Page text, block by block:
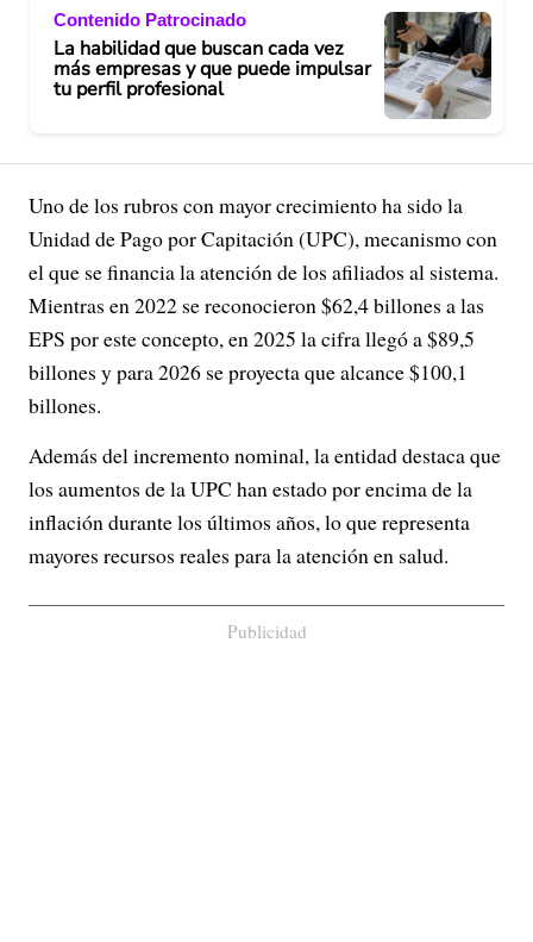
Contenido Patrocinado
La habilidad que buscan cada vez
más empresas y que puede impulsar
tu perfil profesional
Uno de los rubros con mayor crecimiento ha sido la
Unidad de Pago por Capitación (UPC), mecanismo con
el que se financia la atención de los afiliados al sistema.
Mientras en 2022 se reconocieron $62,4 billones a las
EPS por este concepto, en 2025 la cifra llegó a $89,5
billones y para 2026 se proyecta que alcance $100,1
billones.
Además del incremento nominal, la entidad destaca que
los aumentos de la UPC han estado por encima de la
inflación durante los últimos años, lo que representa
mayores recursos reales para la atención en salud.
Publicidad